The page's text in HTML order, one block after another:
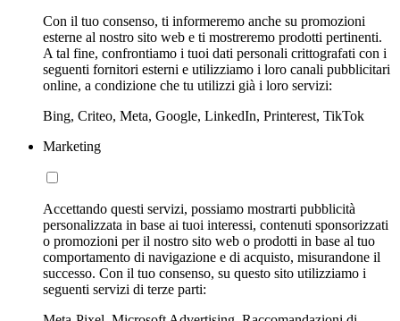
Con il tuo consenso, ti informeremo anche su promozioni
esterne al nostro sito web e ti mostreremo prodotti pertinenti.
A tal fine, confrontiamo i tuoi dati personali crittografati con i
seguenti fornitori esterni e utilizziamo i loro canali pubblicitari
online, a condizione che tu utilizzi già i loro servizi:
Bing, Criteo, Meta, Google, LinkedIn, Printerest, TikTok
Marketing
Accettando questi servizi, possiamo mostrarti pubblicità
personalizzata in base ai tuoi interessi, contenuti sponsorizzati
o promozioni per il nostro sito web o prodotti in base al tuo
comportamento di navigazione e di acquisto, misurandone il
successo. Con il tuo consenso, su questo sito utilizziamo i
seguenti servizi di terze parti: